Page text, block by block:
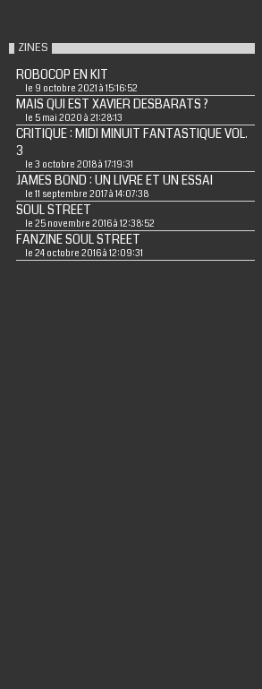
ZINES
ROBOCOP EN KIT
le 9 octobre 2021 à 15:16:52
MAIS QUI EST XAVIER DESBARATS ?
le 5 mai 2020 à 21:28:13
CRITIQUE : MIDI MINUIT FANTASTIQUE VOL.
3
le 3 octobre 2018 à 17:19:31
JAMES BOND : UN LIVRE ET UN ESSAI
le 11 septembre 2017 à 14:07:38
SOUL STREET
le 25 novembre 2016 à 12:38:52
FANZINE SOUL STREET
le 24 octobre 2016 à 12:09:31